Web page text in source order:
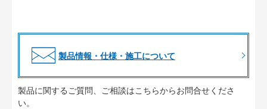
製品情報・仕様・施工について
製品に関するご質問、ご相談はこちらからお問合せくださ
い。